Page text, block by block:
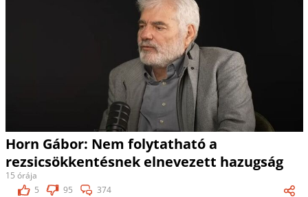
Horn Gábor: Nem folytatható a
rezsicsökkentésnek elnevezett hazugság
15 órája
5
95 374